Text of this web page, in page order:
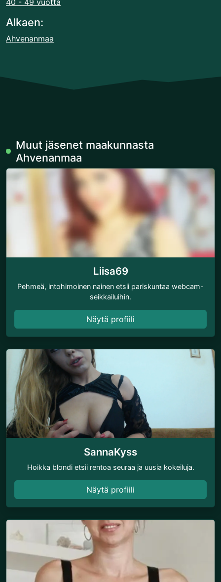
40 - 49 vuotta
Alkaen:
Ahvenanmaa
Muut jäsenet maakunnasta
Ahvenanmaa
Liisa69
Pehmeä, intohimoinen nainen etsii pariskuntaa webcam-
seikkailuihin.
Näytä profiili
SannaKyss
Hoikka blondi etsii rentoa seuraa ja uusia kokeiluja.
Näytä profiili